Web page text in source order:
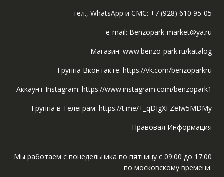
тел., WhatsApp и СМС: +7 (928) 610 95-05
e-mail: Benzopark-market@ya.ru
Магазин: www.benzo-park.ru/katalog
Группа Вконтакте: https://vk.com/benzoparkru
Аккаунт Instagram: https://www.instagram.com/benzopark1
Группа в Телеграм: https://t.me/+_qDIgXFZeIw5MDMy
Правовая Информация
Мы работаем с понедельника по пятницу с 09:00 до 17:00
по московскому времени.